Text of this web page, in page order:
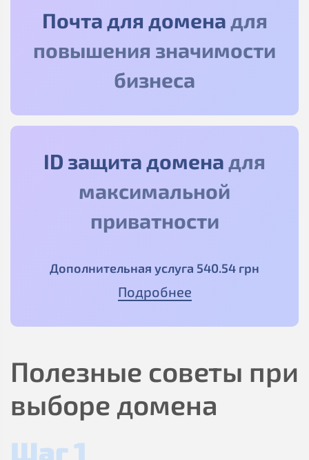
Почта для доменадля
повышения значимости
бизнеса
ID защита доменадля
максимальной
приватности
Дополнительная услуга 540.54 грн
Подробнее
Полезные советы при
выборе домена
Шаг 1